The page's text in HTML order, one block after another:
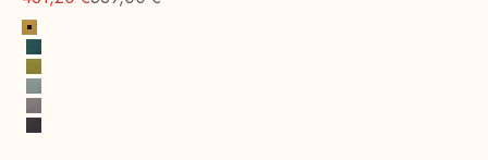
Geel
Petrol
Mosterdgroen
Watergroen
Grijs
Donkergrijs